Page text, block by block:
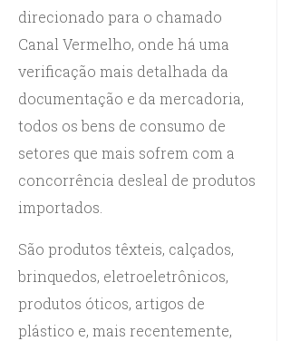
direcionado para o chamado
Canal Vermelho, onde há uma
verificação mais detalhada da
documentação e da mercadoria,
todos os bens de consumo de
setores que mais sofrem com a
concorrência desleal de produtos
importados.
São produtos têxteis, calçados,
brinquedos, eletroeletrônicos,
produtos óticos, artigos de
plástico e, mais recentemente,